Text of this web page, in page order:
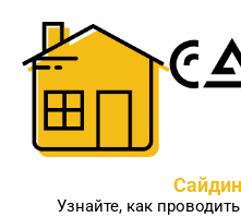
контенту
Узнайте, как